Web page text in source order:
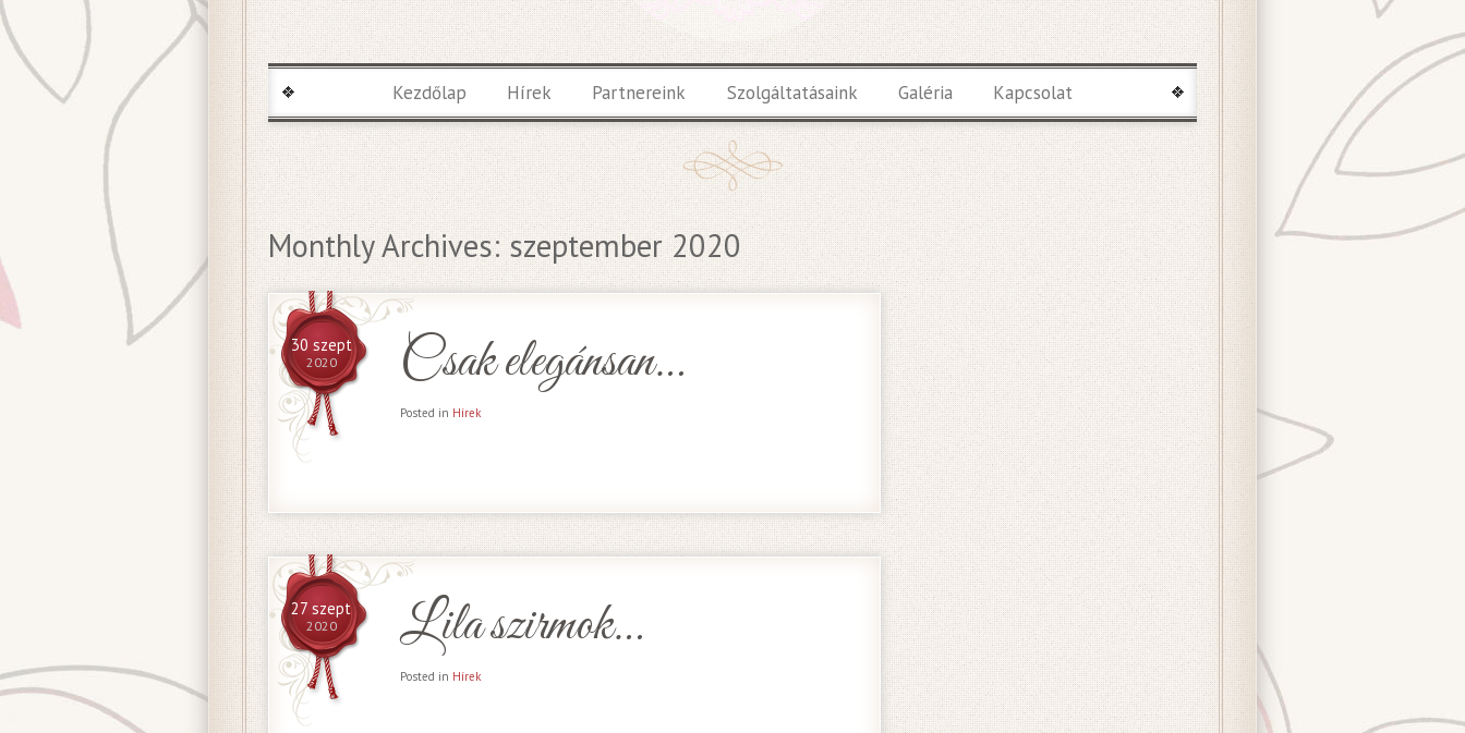
Kezdőlap Hírek Partnereink Szolgáltatásaink Galéria Kapcsolat
Monthly Archives:szeptember 2020
Csak elegánsan…
30 szept
2020
Posted in Hírek
Lila szirmok…
27 szept
2020
Posted in Hírek